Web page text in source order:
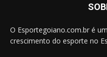
O Esportegoiano.com.br é
crescimento do esporte no